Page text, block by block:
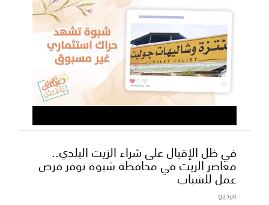
في ظل الإقبال على شراء الزيت البلدي..
معاصر الزيت في محافظة شبوة توفر فرص
عمل للشباب
فيديو